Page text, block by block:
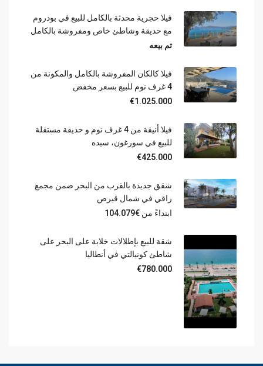
فيلا حجرية محدثة بالكامل للبيع في بودروم
مع حديقة وشاطئ خاص ومفروشة بالكامل
تم بيعه
فيلا كالكان المفروشة بالكامل والمكونة من
4 غرف نوم للبيع بسعر مخفض
€1.025.000
فيلا أنيقة من 4 غرف نوم و حديقة مستقلة
للبيع في سورغون، سيده
€425.000
شقق جديدة بالقرب من البحر ضمن مجمع
راقي في شمال قبرص
ابتداءً من €104.079
شقة للبيع بإطلالات خلابة على البحر على
شاطئ كونيالتي في أنطاليا
€780.000